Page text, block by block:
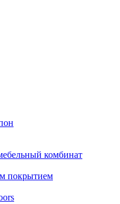
комбинат
покрытием